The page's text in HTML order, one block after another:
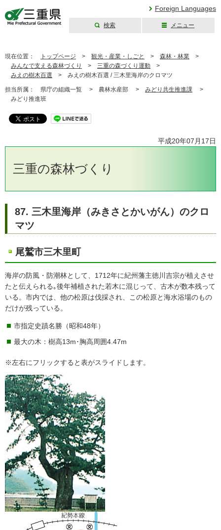
Foreign Languages
検索 メニュー
現在位置： トップページ > 観光・産業・しごと > 森林・林業 >
みんなで支える森林づくり
> 三重の森づくり運動 >
みえの樹木百選 > みえの樹木百選 / 三木里海岸のクロマツ
担当所属： 県庁の組織一覧 > 農林水産部 > みどり共生推進課 >
みどり推進班
平成20年07月17日
三重の森林づくり
87. 三木里海岸（みきさとかいがん）のクロ
マツ
尾鷲市三木里町
海岸の防風・防潮林として、1712年に紀州藩主徳川吉宗が植えさせ
たと伝えられる｡後年補植された若木に混じって、古木が数本残って
いる。市内では、他の松原は伐採され、この松原と海水浴場のもの
だけが残っている。
市指定史蹟名勝（昭和48年）
最大の木：樹高13m･胸高周囲4.47m
※左右にフリックすると表がスライドします。